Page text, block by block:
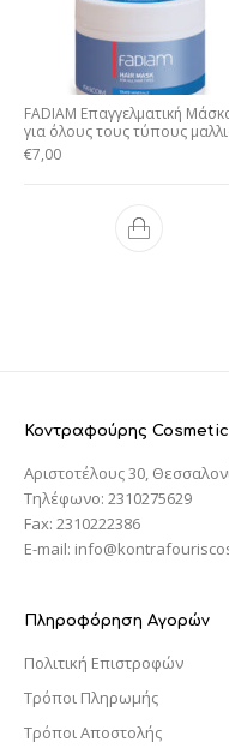
FADIAM Επαγγελματική
για όλους τους τύπους
€7,00
Κοντραφούρης
Αριστοτέλους 30,
Τηλέφωνο: 2310275629
Fax: 2310222386
E-mail:
Πληροφόρηση Αγορών
Πολιτική Επιστροφών
Τρόποι Πληρωμής
Τρόποι Αποστολής